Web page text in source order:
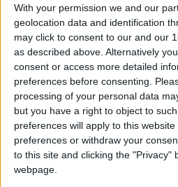
With your permission we and our
geolocation data and identification
may click to consent to our and our
as described above. Alternatively
consent or access more detailed
preferences before consenting.
processing of your personal data
but you have a right to object to
preferences will apply to this
preferences or withdraw your
to this site and clicking the "Privacy"
webpage.
l’Olympique Lyonnais. Les
janvier 2026, à 17 heures, et la
beIN Sports 1.
La programmation complète de
Vendredi 2 janvier 2026 à 20h45
Toulouse FC – RC Lens
Samedi 3 janvier 2026 à 17h00
AS Monaco – Olympique